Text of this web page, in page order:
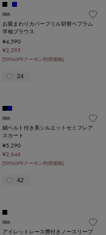
fifth
お腹まわりカバーフリル切替ペプラム
半袖ブラウス
¥4,590
¥2,295
[50%OFFクーポン利用価格]
24
fifth
細ベルト付き美シルエットセミフレア
スカート
¥5,290
¥2,646
[50%OFFクーポン利用価格]
42
fifth
アイレットレース襟付きノースリーブ